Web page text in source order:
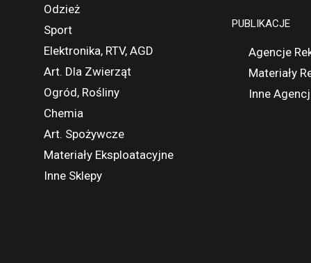
Odzież
Sport
Elektronika, RTV, AGD
Art. Dla Zwierząt
Ogród, Rośliny
Chemia
Art. Spożywcze
Materiały Eksploatacyjne
Inne Sklepy
PUBLIKACJE
Agencje
Materiały
Inne